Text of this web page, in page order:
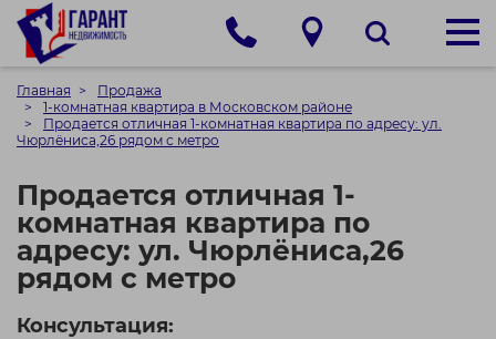
Главная
Продажа
1-комнатная квартира в Московском районе
Продается отличная 1-комнатная квартира по адресу: ул.
Чюрлёниса,26 рядом с метро
Продается отличная 1-
комнатная квартира по
адресу: ул. Чюрлёниса,26
рядом с метро
Консультация: